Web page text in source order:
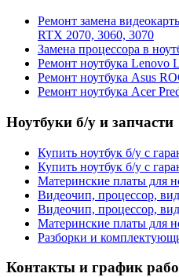
Ремонт замена
RTX 2070, 3060, 3070
Замена процессора в
Ремонт ноутбука Lenovo
Ремонт ноутбука Asus
Ремонт ноутбука Acer
Ноутбуки б/у и запчасти
Купить ноутбук б/у с
Купить ноутбук б/у с
Материнские платы для
Видеочип, процессор,
Видеочип, процессор,
Материнские платы для
Разборки и
Контакты и график